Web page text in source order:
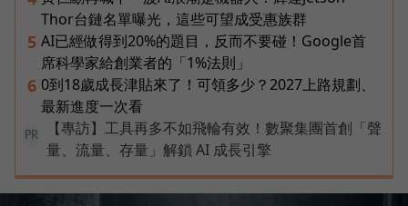
Thor台鏈名單曝光，這些可望成受惠族群
5 AI已經做得到20%的題目，反而不要碰！Google首
席科學家給創業者的「1%法則」
6 0到18歲成長津貼來了！可領多少？2027上路規劃、
最新進度一次看
PR
【專訪】工具再多不如飛輪有效！數聚集團首創「聲
量、流量、存量」解鎖 AI 成長引擎